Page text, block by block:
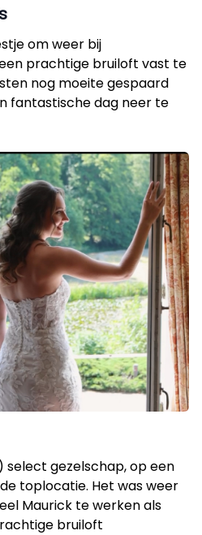
om weer bij
prachtige bruiloft vast te
nog moeite gespaard
fantastische dag neer te
select gezelschap, op een
toplocatie. Het was weer
Maurick te werken als
bruiloft